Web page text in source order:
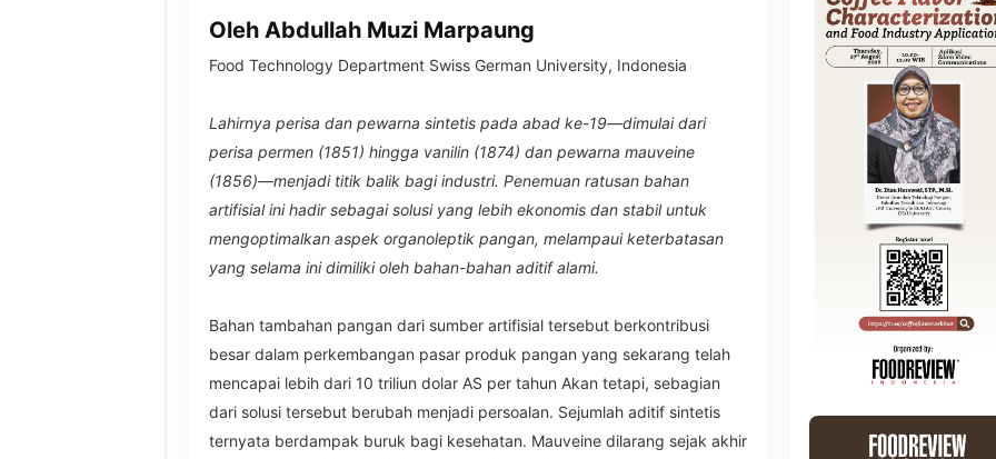
Oleh Abdullah Muzi Marpaung
Food Technology Department Swiss German University, Indonesia
Lahirnya perisa dan pewarna sintetis pada abad ke-19—dimulai dari
perisa permen (1851) hingga vanilin (1874) dan pewarna mauveine
(1856)—menjadi titik balik bagi industri. Penemuan ratusan bahan
artifisial ini hadir sebagai solusi yang lebih ekonomis dan stabil untuk
mengoptimalkan aspek organoleptik pangan, melampaui keterbatasan
yang selama ini dimiliki oleh bahan-bahan aditif alami.
Bahan tambahan pangan dari sumber artifisial tersebut berkontribusi
besar dalam perkembangan pasar produk pangan yang sekarang telah
mencapai lebih dari 10 triliun dolar AS per tahun Akan tetapi, sebagian
dari solusi tersebut berubah menjadi persoalan. Sejumlah aditif sintetis
ternyata berdampak buruk bagi kesehatan. Mauveine dilarang sejak akhir